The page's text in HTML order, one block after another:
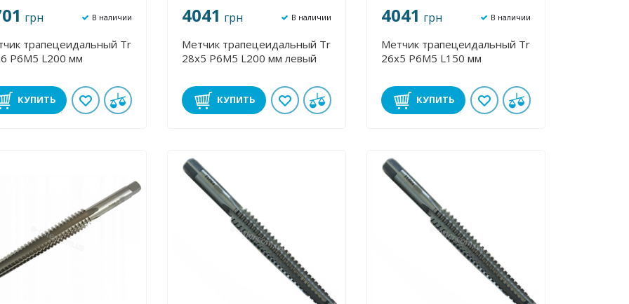
грн В наличии
трапецеидальный Tr
Р6М5 L200 мм
КУПИТЬ
4041 грн В наличии
Метчик трапецеидальный Tr
28х5 Р6М5 L200 мм левый
КУПИТЬ
4041 грн В наличии
Метчик трапецеидальный Tr
26х5 Р6М5 L150 мм
КУПИТЬ